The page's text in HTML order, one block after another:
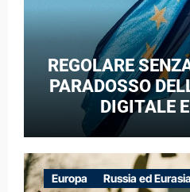
REGOLARE
PARADOSSO
DIGITALE
Europa Russia ed